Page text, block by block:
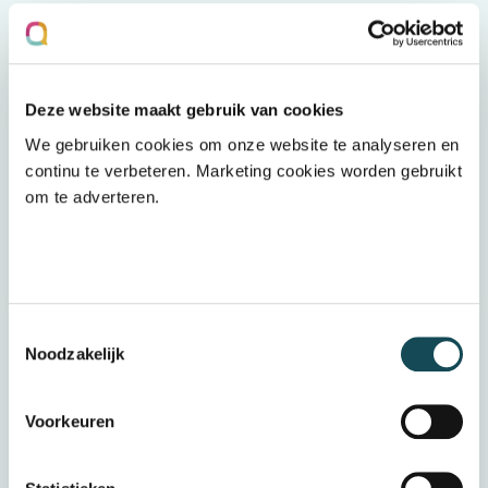
Deze website maakt gebruik van cookies
We gebruiken cookies om onze website te analyseren en
continu te verbeteren. Marketing cookies worden gebruikt
om te adverteren.
Noodzakelijk
Voorkeuren
Van een nieuwe collega verwachten wij;
MBO 4 werk- en denkniveau;
Werkervaring opgedaan in een soortgelijke
Analytische
stressbestendigheid;
taal zowel in woord als geschrift;
onder andere Topdesk of Microsoft Azure.